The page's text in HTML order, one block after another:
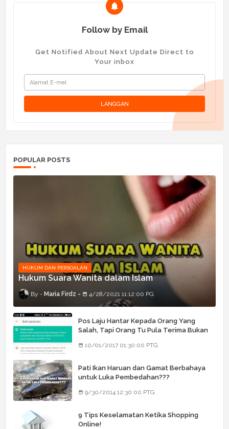
Follow by Email
Get Notified About Next Update Direct to
Your inbox
POPULAR POSTS
HUKUM DAN PERSOALAN
Hukum Suara Wanita dalam Islam
Maria Firdz 4/28/2021 11:12:00 PG
Pos Laju Hantar Kepada Orang Yang
Salah, Tapi Orang Tu Pula Terima Bukan
10/01/2017 01:30:00 PTG
Pati Ikan Haruan dan Gamat Berbahaya
untuk Luka Pembedahan???
9/30/2014 12:30:00 PTG
9 Tips Keselamatan Ketika Shopping
Online!